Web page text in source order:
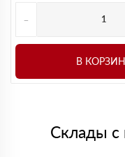
-
В
Склады с